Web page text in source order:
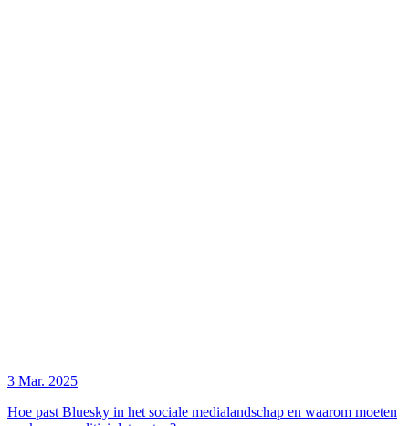
3 Mar. 2025
Hoe past Bluesky in het sociale medialandschap en waarom moeten